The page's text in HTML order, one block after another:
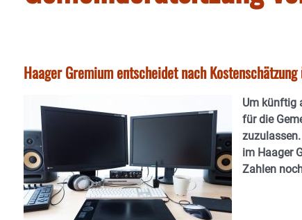
Haager Gremium entscheidet nach
Um künftig
für die
im Haager
Zahlen